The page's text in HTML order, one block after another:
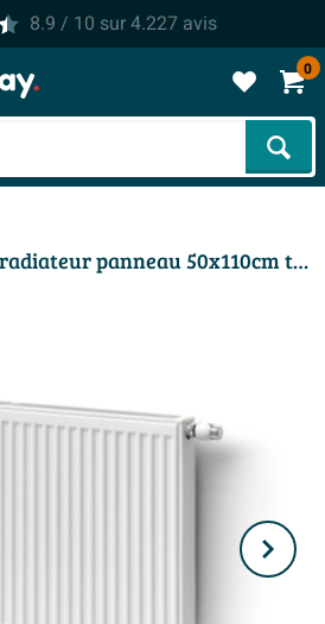
8.9 / 10 sur4.227 avis
0
Stelrad Novello ECO radiateur panneau 50x110cm type 22 1541watt 4 raccordements Acier Blanc brillant